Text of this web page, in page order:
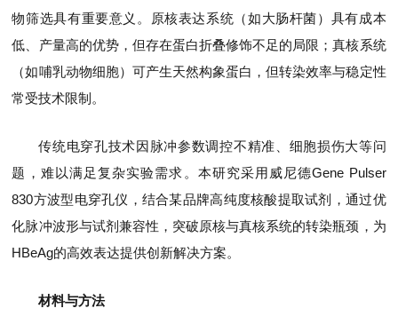
物筛选具有重要意义。原核表达系统（如大肠杆菌）具有成本
低、产量高的优势，但存在蛋白折叠修饰不足的局限；真核系统
（如哺乳动物细胞）可产生天然构象蛋白，但转染效率与稳定性
常受技术限制。
传统电穿孔技术因脉冲参数调控不精准、细胞损伤大等问
题，难以满足复杂实验需求。本研究采用威尼德Gene Pulser
830方波型电穿孔仪，结合某品牌高纯度核酸提取试剂，通过优
化脉冲波形与试剂兼容性，突破原核与真核系统的转染瓶颈，为
HBeAg的高效表达提供创新解决方案。
材料与方法